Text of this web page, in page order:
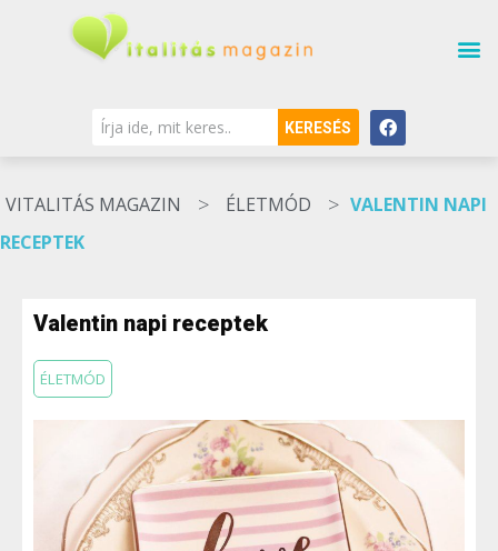
KERESÉS
VITALITÁS MAGAZIN > ÉLETMÓD > VALENTIN NAPI
RECEPTEK
Valentin napi receptek
ÉLETMÓD